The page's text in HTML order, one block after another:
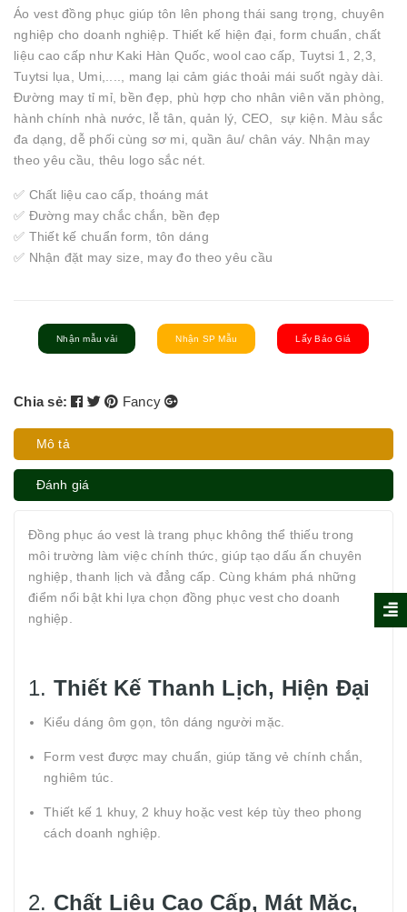
Áo vest đồng phục giúp tôn lên phong thái sang trọng, chuyên
nghiệp cho doanh nghiệp. Thiết kế hiện đại, form chuẩn, chất
liệu cao cấp như Kaki Hàn Quốc, wool cao cấp, Tuytsi 1, 2,3,
Tuytsi lụa, Umi,...., mang lại cảm giác thoải mái suốt ngày dài.
Đường may tỉ mỉ, bền đẹp, phù hợp cho nhân viên văn phòng,
hành chính nhà nước, lễ tân, quản lý, CEO, sự kiện. Màu sắc
đa dạng, dễ phối cùng sơ mi, quần âu/ chân váy. Nhận may
theo yêu cầu, thêu logo sắc nét.
✅ Chất liệu cao cấp, thoáng mát
✅ Đường may chắc chắn, bền đẹp
✅ Thiết kế chuẩn form, tôn dáng
✅ Nhận đặt may size, may đo theo yêu cầu
Nhận mẫu vải Nhận SP Mẫu Lấy Báo Giá
Chia sẻ: Fancy
Mô tả
Đánh giá
Đồng phục áo vest là trang phục không thể thiếu trong
môi trường làm việc chính thức, giúp tạo dấu ấn chuyên
nghiệp, thanh lịch và đẳng cấp. Cùng khám phá những
điểm nổi bật khi lựa chọn đồng phục vest cho doanh
nghiệp.
1. Thiết Kế Thanh Lịch, Hiện Đại
Kiểu dáng ôm gọn, tôn dáng người mặc.
Form vest được may chuẩn, giúp tăng vẻ chính chắn,
nghiêm túc.
Thiết kế 1 khuy, 2 khuy hoặc vest kép tùy theo phong
cách doanh nghiệp.
2. Chất Liệu Cao Cấp, Mát Mặc,